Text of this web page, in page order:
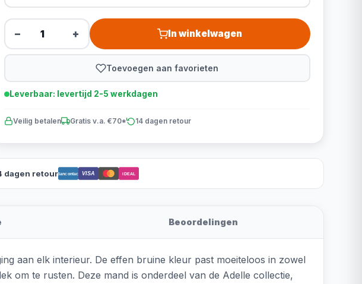
− + In winkelwagen
Toevoegen aan favorieten
Leverbaar: levertijd 2-5 werkdagen
Veilig betalen Gratis v.a. €70* 14 dagen retour
dagen retourBancontact VISA iDEAL
Beoordelingen
aan elk interieur. De effen bruine kleur past moeiteloos in zowel
om te rusten. Deze mand is onderdeel van de Adelle collectie,